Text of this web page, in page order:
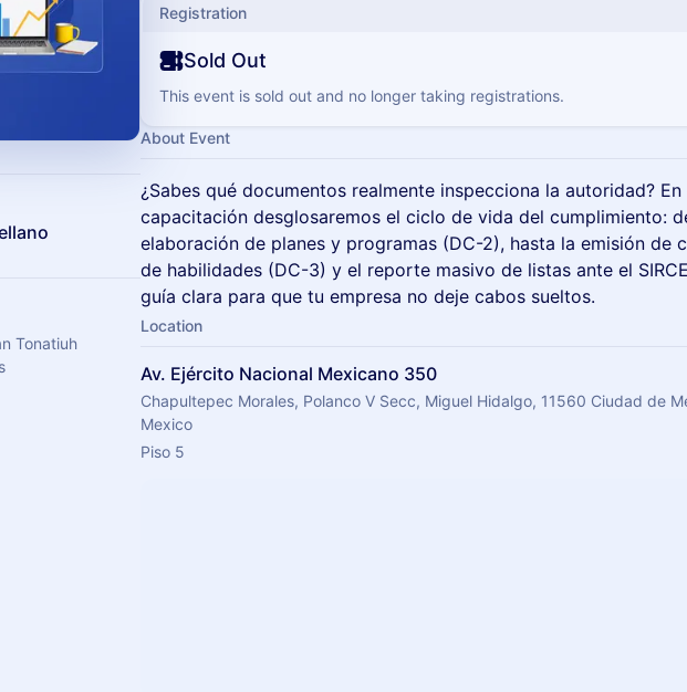
Tonatiuh
Registration
Sold Out
This event is sold out and no longer taking registrations.
About Event
¿Sabes qué documentos realmente inspecciona la autoridad? En
capacitación desglosaremos el ciclo de vida del cumplimiento:
elaboración de planes y programas (DC-2), hasta la emisión de
de habilidades (DC-3) y el reporte masivo de listas ante el
guía clara para que tu empresa no deje cabos sueltos.
Location
Av. Ejército Nacional Mexicano 350
Chapultepec Morales, Polanco V Secc, Miguel Hidalgo, 11560 Ciudad de
Mexico
Piso 5